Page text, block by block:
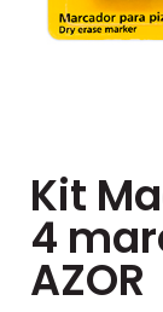
Kit
4
AZOR